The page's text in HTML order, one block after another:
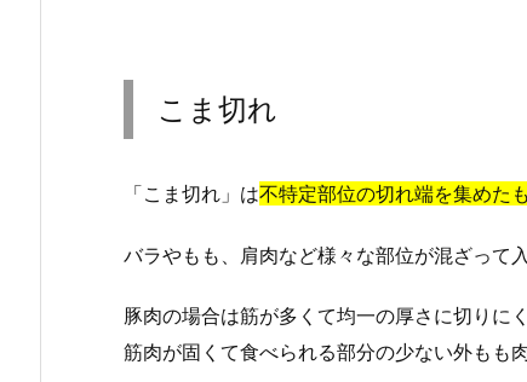
こま切れ
「こま切れ」は不特定部位の切れ端を集めた
バラやもも、肩肉など様々な部位が混ざって
豚肉の場合は筋が多くて均一の厚さに切りに
筋肉が固くて食べられる部分の少ない外もも